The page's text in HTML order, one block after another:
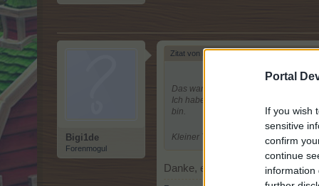
Portal
If you wish
sensitive
confirm
continue
information
Bigi1de
Forenmogul
Zitat von korn160297:
Das war auch das letzte was ich
Ich habe den Reiter dann gefunden
bin.
Kleiner Tipp wurde weder am Ende
Danke, er hat sich eingefunden!